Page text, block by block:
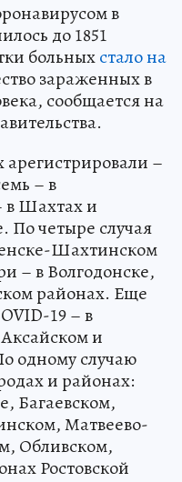
в
до 1851
больныхстало на
зараженных в
сообщается на
арегистрировали –
– в
в Шахтах и
По четыре случая
Шахтинском
– в Волгодонске,
районах. Еще
19 – в
и
одному случаю
и районах:
Багаевском,
Матвеево-
Обливском,
Ростовской